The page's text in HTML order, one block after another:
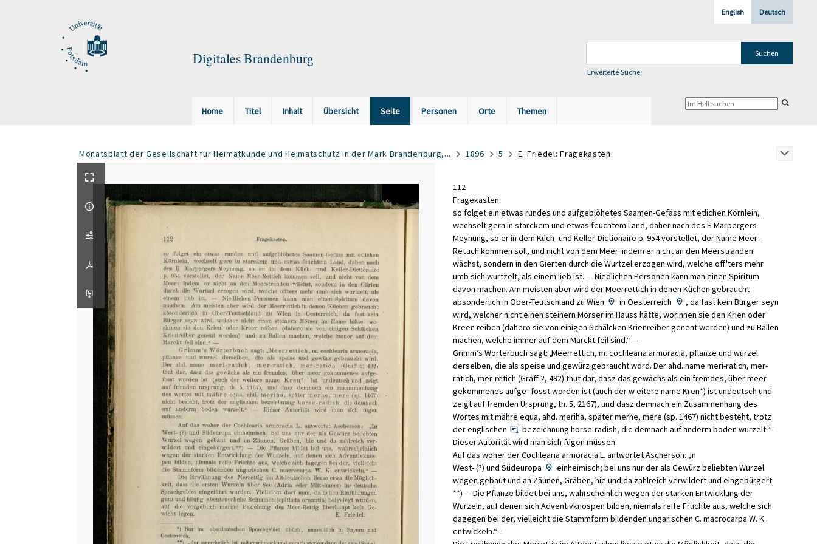
Digitales Brandenburg
Deutsch
English
Erweiterte Suche
Home Titel Inhalt Übersicht Seite Personen Orte Themen
Monatsblatt der Gesellschaft für Heimatkunde und Heimatschutz in der Mark Brandenburg,... 1896 5 E. Friedel: Fragekasten.
112
Fragekasten.
so folgetein etwas rundes und aufgeblöhetes Saamen-Gefäss mitetlichen Körnlein,
wechseltgern in starckem und etwas feuchtem Land, dahernach des H Marpergers
Meynung, so erin dem Küch-und Keller-Dictionaire p. 954vorstellet, derName Meer-
Rettich kommen soll, und nichtvon dem Meer: indem ernichtan den Meerstranden
wächst, sondern in den Gierten durch die Wurtzel erzogen wird, welche off'ters mehr
umb sich wurtzelt, als einem lieb ist. —Niedlichen Personen kann man einen Spiritum
davon machen. Am meisten aberwird derMeerrettich in denen Küchen gebraucht
absonderlich in Ober-Teutschland zu Wien in Oesterreich , da fastkein Bürgerseyn
wird, welchernichteinen steinern Mörserim Hauss hätte, wo­rinnen sie den Krien oder
Kreen reiben (dahero sie von einigen Schälcken Krienreibergenentwerden) und zu Ballen
machen, welche immeraufdem Marcktfeil sind.“—
Grimm’s Wörterbuch sagt: Meerrettich, m. cochlearia armoracia, pflanze und wurzel
derselben, die als speise und gewürz gebrauchtwdrd. Derahd. name meri-ratich, mer-
ratich, mer-retich (Graff2, 492) thutdar, dasz das gewächs als ein fremdes, übermeer
gekommenes aufge-fosstworden ist(auch derweitere name Kren*) istundeutsch und
zeigtauffremden Ursprung, th. 5, 2167), und dasz demnach ein Zusammenhang des
Wortes mitmähre equa, ahd. meriha, spätermerhe, mere (sp. 1467) nichtbesteht, trotz
derenglischen bezeichnung horse-radish, die demnach aufanderm boden wurzelt.“—
DieserAutoritätwird man sich fügen müssen.
Aufdas woherderCochlearia armoracia L . antwortetAscherson: In
West-(?) und Südeuropa einheimisch; bei uns nurderals Gewürz beliebten Wurzel
wegen gebautund an Zäunen, Gräben, hie und da zahlreich ver­wildertund eingebürgert.
**) —Die Pflanze bildetbei uns, wahrscheinlich wegen derstarken Entwicklung der
Wurzeln, aufdenen sich Adventivknos­pen bilden, niemals reife Früchte aus, welche sich
dagegen bei der, vielleichtdie Stammform bildenden ungarischen C. macrocarpa W. K.
entwickeln.“—